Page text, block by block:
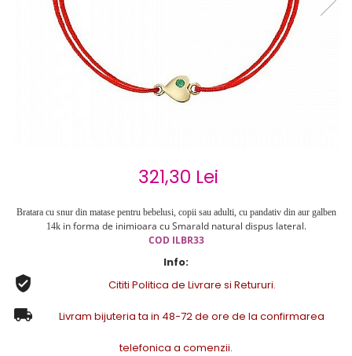
Cercei de aur lungi cu lant
Cercei din aur tortite
Cercei din aur alb
Cercei aur cu surub
321,30 Lei
Bratara cu snur din matase pentru bebelusi, copii sau adulti, cu pandativ din aur galben
14k in forma de inimioara cu Smarald natural dispus lateral.
COD ILBR33
Info:
Cititi Politica de Livrare si Retururi.
Livram bijuteria ta in 48-72 de ore de la confirmarea
telefonica a comenzii.